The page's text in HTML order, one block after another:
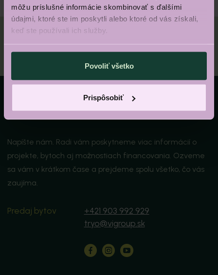
môžu príslušné informácie skombinovať s ďalšími
údajmi, ktoré ste im poskytli alebo ktoré od vás získali,
keď ste používali ich služby.
Povoliť všetko
Prispôsobiť
Exteriér Home page galeria
priamo na váše-mail
Páči sa vám
TRYO?
Napíšte nám. Radi vám poskytneme viac informácií o
projekte, bytoch aj možnostiach financovania. Ozveme
sa vám v krátkom čase a prejdeme spolu všetko, čo vás
zaujíma.
Predaj bytov
+421 903 992 929
tryo@vigroup.sk